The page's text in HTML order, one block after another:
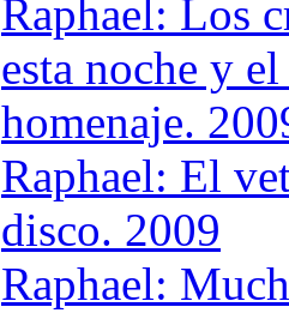
Raphael: Los
esta noche y
homenaje.
Raphael: El
disco. 2009
Raphael: